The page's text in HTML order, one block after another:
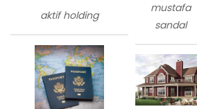
aktif holding
mustafa
sandal